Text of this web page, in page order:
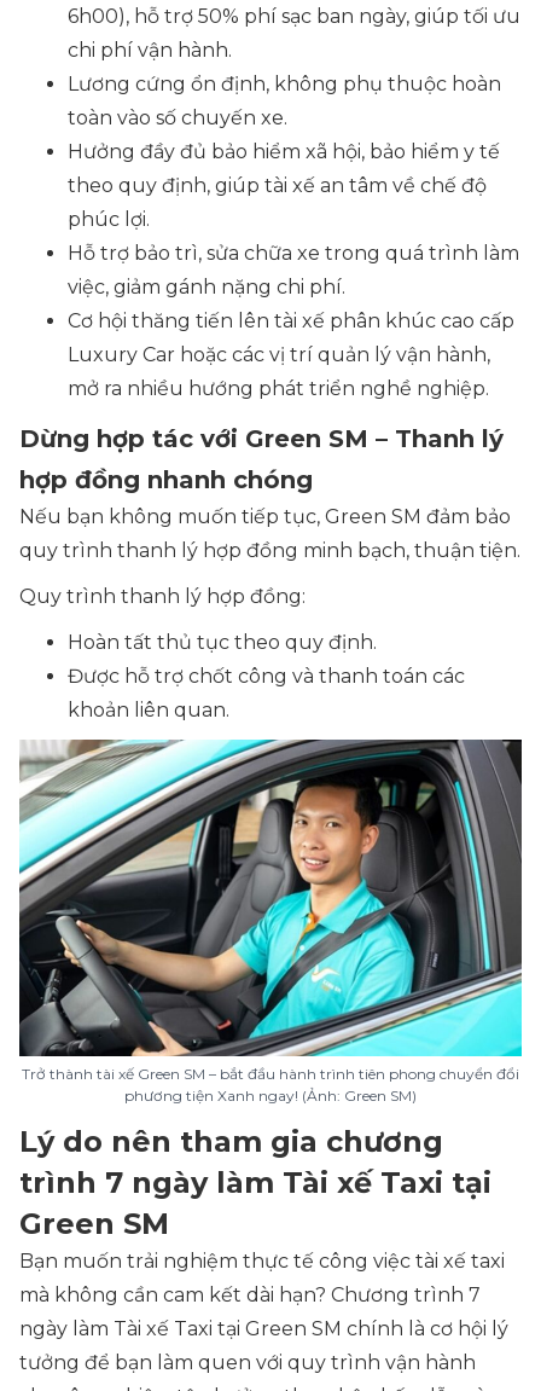
6h00), hỗ trợ 50% phí sạc ban ngày, giúp tối ưu
chi phí vận hành.
Lương cứng ổn định, không phụ thuộc hoàn
toàn vào số chuyến xe.
Hưởng đầy đủ bảo hiểm xã hội, bảo hiểm y tế
theo quy định, giúp tài xế an tâm về chế độ
phúc lợi.
Hỗ trợ bảo trì, sửa chữa xe trong quá trình làm
việc, giảm gánh nặng chi phí.
Cơ hội thăng tiến lên tài xế phân khúc cao cấp
Luxury Car hoặc các vị trí quản lý vận hành,
mở ra nhiều hướng phát triển nghề nghiệp.
Dừng hợp tác với Green SM – Thanh lý
hợp đồng nhanh chóng
Nếu bạn không muốn tiếp tục, Green SM đảm bảo
quy trình thanh lý hợp đồng minh bạch, thuận tiện.
Quy trình thanh lý hợp đồng:
Hoàn tất thủ tục theo quy định.
Được hỗ trợ chốt công và thanh toán các
khoản liên quan.
Trở thành tài xế Green SM – bắt đầu hành trình tiên phong chuyển đổi
phương tiện Xanh ngay! (Ảnh: Green SM)
Lý do nên tham gia chương
trình 7 ngày làm Tài xế Taxi tại
Green SM
Bạn muốn trải nghiệm thực tế công việc tài xế taxi
mà không cần cam kết dài hạn? Chương trình 7
ngày làm Tài xế Taxi tại Green SM chính là cơ hội lý
tưởng để bạn làm quen với quy trình vận hành